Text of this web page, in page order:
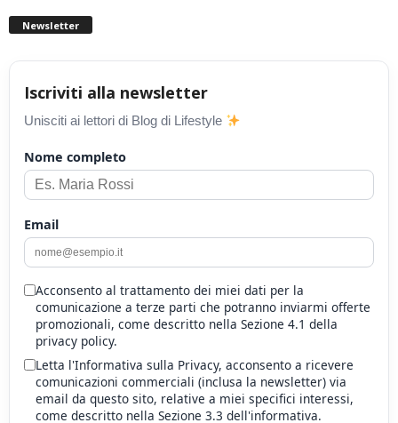
Newsletter
Iscriviti alla newsletter
Unisciti ai lettori di Blog di Lifestyle
Nome completo
Email
Acconsento al trattamento dei miei dati per la
comunicazione a terze parti che potranno inviarmi offerte
promozionali, come descritto nella Sezione 4.1 della
privacy policy.
Letta l'Informativa sulla Privacy, acconsento a ricevere
comunicazioni commerciali (inclusa la newsletter) via
email da questo sito, relative a miei specifici interessi,
come descritto nella Sezione 3.3 dell'informativa.